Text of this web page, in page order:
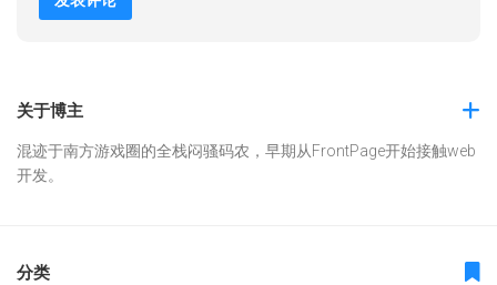
关于博主
混迹于南方游戏圈的全栈闷骚码农，早期从FrontPage开始接触web
开发。
分类